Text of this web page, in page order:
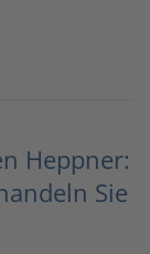
Heppner:
Sie